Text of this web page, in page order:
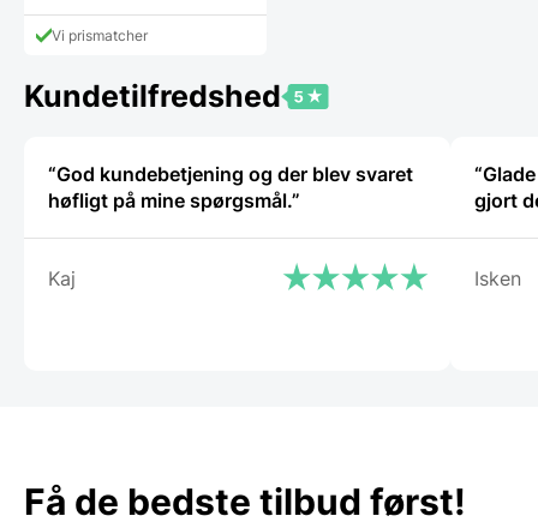
Vi prismatcher
Kundetilfredshed
“God kundebetjening og der blev svaret
høfligt på mine spørgsmål.”
Kaj
gjort
Isken
Få de bedste tilbud først!